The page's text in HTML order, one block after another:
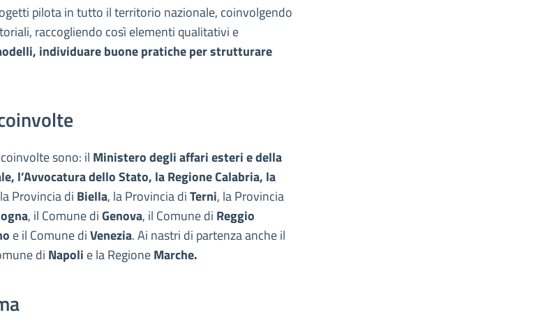
pilota in tutto il territorio nazionale, coinvolgendo
raccogliendo così elementi qualitativi e
individuare buone pratiche per strutturare
sono: il Ministero degli affari esteri e della
l’Avvocatura dello Stato, la Regione Calabria, la
Provincia di Biella, la Provincia diTerni, la Provincia
, il Comune diGenova, il Comune di Reggio
e il Comune diVenezia. Ai nastri di partenza anche il
di Napoli e la RegioneMarche.